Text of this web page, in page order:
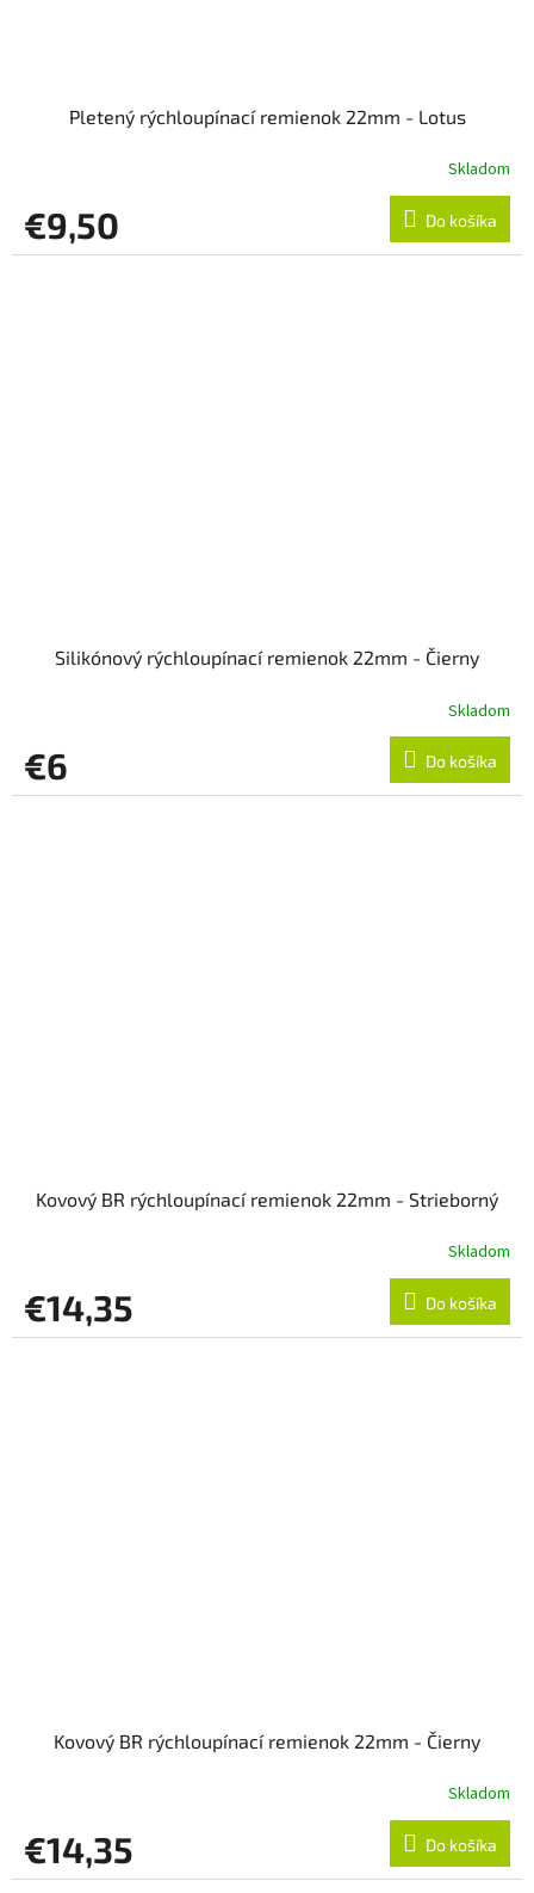
Pletený rýchloupínací remienok 22mm - Lotus
Skladom
€9,50 Do košíka
Silikónový rýchloupínací remienok 22mm - Čierny
Skladom
€6 Do košíka
Kovový BR rýchloupínací remienok 22mm - Strieborný
Skladom
€14,35 Do košíka
Kovový BR rýchloupínací remienok 22mm - Čierny
Skladom
€14,35 Do košíka